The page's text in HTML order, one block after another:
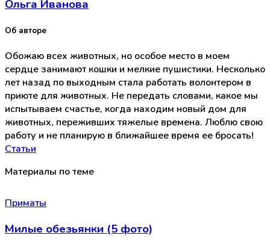
Ольга Иванова
Об авторе
Обожаю всех животных, но особое место в моем
сердце занимают кошки и мелкие пушистики. Несколько
лет назад по выходным стала работать волонтером в
приюте для животных. Не передать словами, какое мы
испытываем счастье, когда находим новый дом для
животных, переживших тяжелые времена. Люблю свою
работу и не планирую в ближайшее время ее бросать!
Статьи
Материалы по теме
Приматы
Милые обезьянки (5 фото)